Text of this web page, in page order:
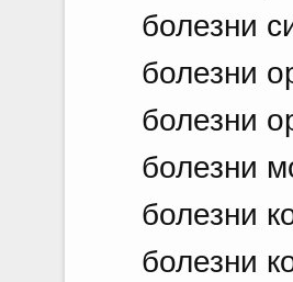
болезни
болезни
болезни
болезни
болезни
болезни